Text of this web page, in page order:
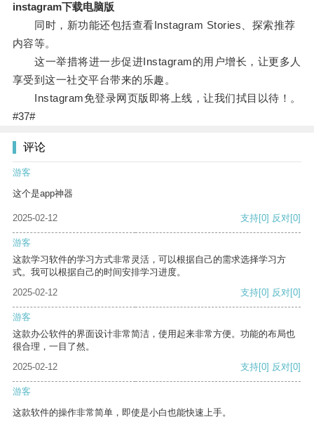
instagram下载电脑版
同时，新功能还包括查看Instagram Stories、探索推荐
内容等。
这一举措将进一步促进Instagram的用户增长，让更多人
享受到这一社交平台带来的乐趣。
Instagram免登录网页版即将上线，让我们拭目以待！。
#37#
评论
游客
这个是app神器
2025-02-12 支持[0] 反对[0]
游客
这款学习软件的学习方式非常灵活，可以根据自己的需求选择学习方
式。我可以根据自己的时间安排学习进度。
2025-02-12
支持[0] 反对[0]
游客
这款办公软件的界面设计非常简洁，使用起来非常方便。功能的布局也
很合理，一目了然。
2025-02-12
支持[0] 反对[0]
游客
这款软件的操作非常简单，即使是小白也能快速上手。